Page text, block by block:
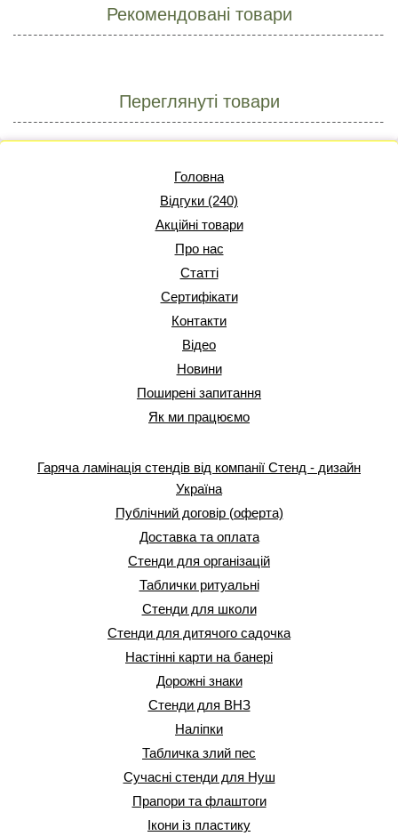
Рекомендовані товари
Переглянуті товари
Головна
Відгуки (240)
Акційні товари
Про нас
Статті
Сертифікати
Контакти
Відео
Новини
Поширені запитання
Як ми працюємо
Гаряча ламінація стендів від компанії Стенд - дизайн
Україна
Публічний договір (оферта)
Доставка та оплата
Стенди для організацій
Таблички ритуальні
Стенди для школи
Стенди для дитячого садочка
Настінні карти на банері
Дорожні знаки
Стенди для ВНЗ
Наліпки
Табличка злий пес
Сучасні стенди для Нуш
Прапори та флаштоги
Ікони із пластику